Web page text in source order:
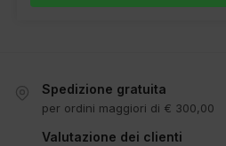
Spedizione gratuita
per ordini maggiori di € 300,00
Valutazione dei clienti